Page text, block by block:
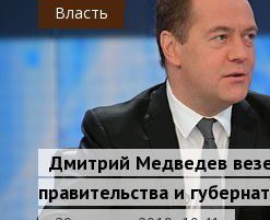
Власть
Дмитрий Медведев
правительства и